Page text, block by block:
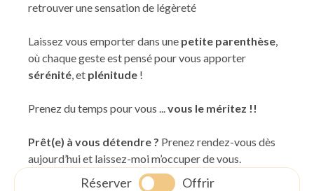
Réserver Offrir
retrouver une sensation de légèreté
Laissez vous emporter dans une petite parenthèse,
où chaque geste est pensé pour vous apporter
sérénité, et plénitude !
Prenez du temps pour vous ...vous le méritez !!
Prêt(e) à vous détendre ? Prenez rendez-vous dès
aujourd’hui et laissez-moi m’occuper de vous.